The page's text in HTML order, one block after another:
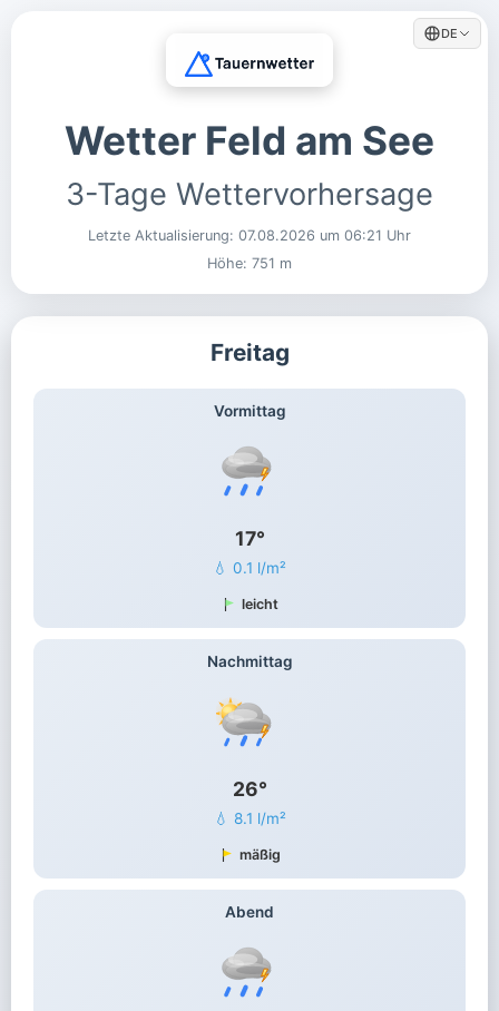
DE
Wetter Feld am See
3-Tage Wettervorhersage
Letzte Aktualisierung: 07.08.2026 um 06:21 Uhr
Höhe: 751 m
Freitag
Vormittag
17°
💧 0.1 l/m²
leicht
Nachmittag
26°
💧 8.1 l/m²
mäßig
Abend